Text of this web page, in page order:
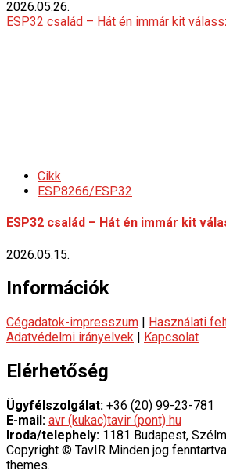
2026.05.26.
ESP32 család – Hát én immár kit
Cikk
ESP8266/ESP32
ESP32 család – Hát én immár kit
2026.05.15.
Információk
Cégadatok-impresszum
Használati
Adatvédelmi irányelvek
Kapcsolat
Elérhetőség
Ügyfélszolgálat: +36 (20) 99-23-781
E-mail: avr (kukac)tavir (pont) hu
Iroda/telephely: 1181 Budapest,
Copyright © TavIR Minden jog fenntartva
themes.